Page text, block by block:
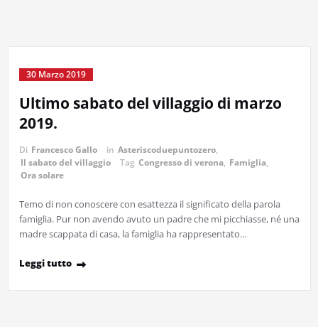
30 Marzo 2019
Ultimo sabato del villaggio di marzo
2019.
Di Francesco Gallo in Asteriscoduepuntozero,
Il sabato del villaggio
Tag Congresso di verona, Famiglia,
Ora solare
Temo di non conoscere con esattezza il significato della parola
famiglia. Pur non avendo avuto un padre che mi picchiasse, né una
madre scappata di casa, la famiglia ha rappresentato…
Leggi tutto